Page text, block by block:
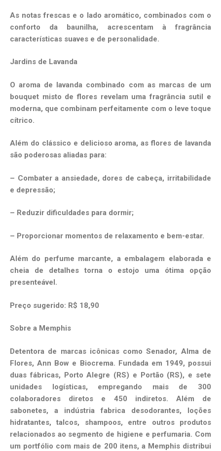
As notas frescas e o lado aromático, combinados com o
conforto da baunilha, acrescentam à fragrância
características suaves e de personalidade.
Jardins de Lavanda
O aroma de lavanda combinado com as marcas de um
bouquet misto de flores revelam uma fragrância sutil e
moderna, que combinam perfeitamente com o leve toque
cítrico.
Além do clássico e delicioso aroma, as flores de lavanda
são poderosas aliadas para:
– Combater a ansiedade, dores de cabeça, irritabilidade
e depressão;
– Reduzir dificuldades para dormir;
– Proporcionar momentos de relaxamento e bem-estar.
Além do perfume marcante, a embalagem elaborada e
cheia de detalhes torna o estojo uma ótima opção
presenteável.
Preço sugerido: R$ 18,90
Sobre a Memphis
Detentora de marcas icônicas como Senador, Alma de
Flores, Ann Bow e Biocrema. Fundada em 1949, possui
duas fábricas, Porto Alegre (RS) e Portão (RS), e sete
unidades logísticas, empregando mais de 300
colaboradores diretos e 450 indiretos. Além de
sabonetes, a indústria fabrica desodorantes, loções
hidratantes, talcos, shampoos, entre outros produtos
relacionados ao segmento de higiene e perfumaria. Com
um portfólio com mais de 200 itens, a Memphis distribui